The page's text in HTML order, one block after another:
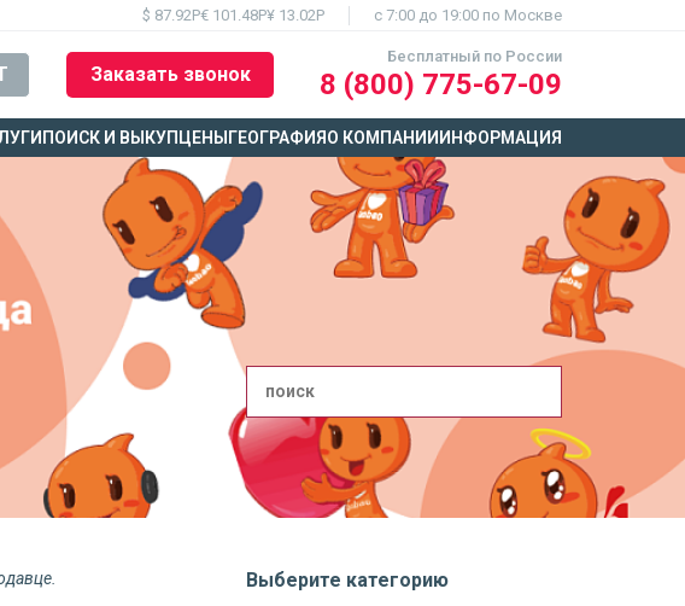
$ 87.92Р€ 101.48Р¥ 13.02Р c 7:00 до 19:00 по Москве
Заказать звонок
Бесплатный по России
8 (800) 775-67-09
ПОИСК И ВЫКУП ЦЕНЫ ГЕОГРАФИЯО КОМПАНИИ ИНФОРМАЦИЯ
Выберите категорию